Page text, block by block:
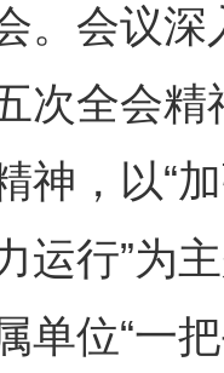
。会议
次全会
神，以“
运行”为
单位“一